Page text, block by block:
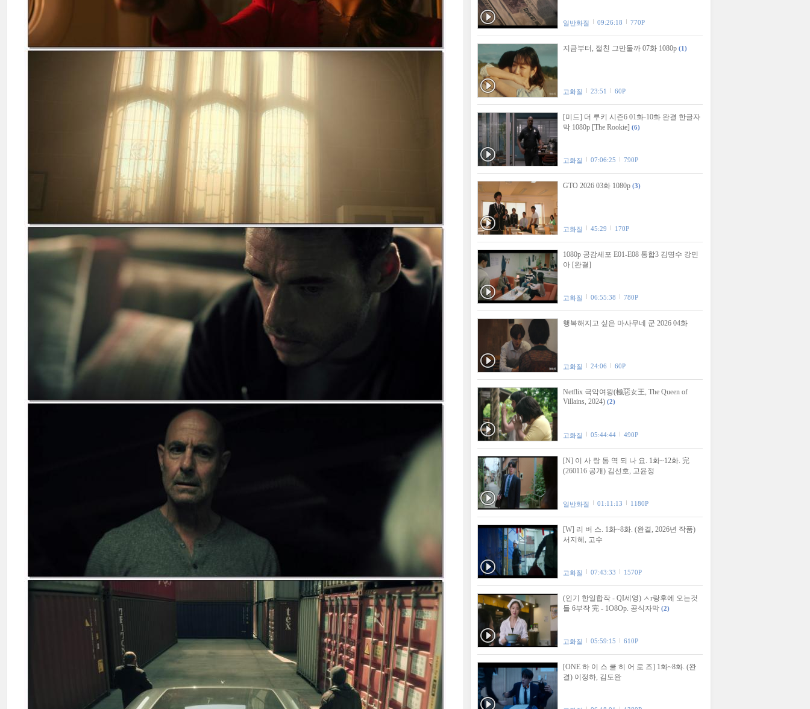
일반화질 09:26:18 770P
지금부터, 절친 그만둘까 07화 1080p (1)
고화질 23:51 60P
[미드] 더 루키 시즌6 01화-10화 완결 한글자
막 1080p [The Rookie] (6)
고화질 07:06:25 790P
GTO 2026 03화 1080p (3)
고화질 45:29 170P
1080p 공감세포 E01-E08 통합3 김명수 강민
아 [완결]
고화질 06:55:38 780P
행복해지고 싶은 마사무네 군 2026 04화
고화질 24:06 60P
Netflix 극악여왕(極惡女王, The Queen of
Villains, 2024) (2)
고화질 05:44:44 490P
[N] 이 사 랑 통 역 되 나 요. 1화~12화. 完
(260116 공개) 김선호, 고윤정
일반화질 01:11:13 1180P
[W] 리 버 스. 1화~8화. (완결, 2026년 작품)
서지혜, 고수
고화질 07:43:33 1570P
(인기 한일합작 - QI세영) ㅅr랑후에 오는것
들 6부작 完 - 1O8Op. 공식자막 (2)
고화질 05:59:15 610P
[ONE 하 이 스 쿨 히 어 로 즈] 1화~8화. (완
결) 이정하, 김도완